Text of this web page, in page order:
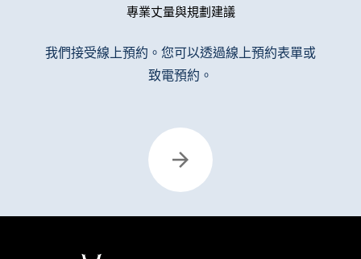
專業丈量與規劃建議
我們接受線上預約。您可以透過線上預約表單或
致電預約。